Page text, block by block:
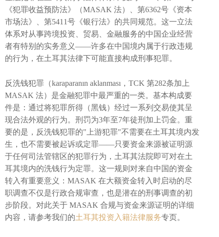
《犯罪收益预防法》（MASAK 法）、第6362号《资本
市场法》、第5411号《银行法》的共同规范。这一立法
体系对从事跨境投资、贸易、金融服务的中国企业经营
者有特别的实务意义——许多在中国境内属于行政违规
的行为，在土耳其法律下可能直接构成刑事犯罪。
反洗钱犯罪（karaparanın aklanması，TCK 第282条加上
MASAK 法）是金融犯罪中最严重的一类。基本构成要
件是：通过将犯罪所得（黑钱）经过一系列交易使其呈
现合法外观的行为。刑罚为3年至7年徒刑加上罚金。重
要的是，反洗钱犯罪的"上游犯罪"不需要在土耳其境内发
生，也不需要被起诉或定罪——只要资金来源被证明源
于任何司法管辖区的犯罪行为，土耳其法院即可对在土
耳其境内的洗钱行为定罪。这一规则对来自中国的资金
转入有重要意义：MASAK 在大额资金转入时启动的尽
职调查不仅是行政合规审查，也是潜在的刑事调查的初
步阶段。对此关于 MASAK 合规与资金来源证明的详细
内容，请参考我们的土耳其投资入籍法律服务专页。